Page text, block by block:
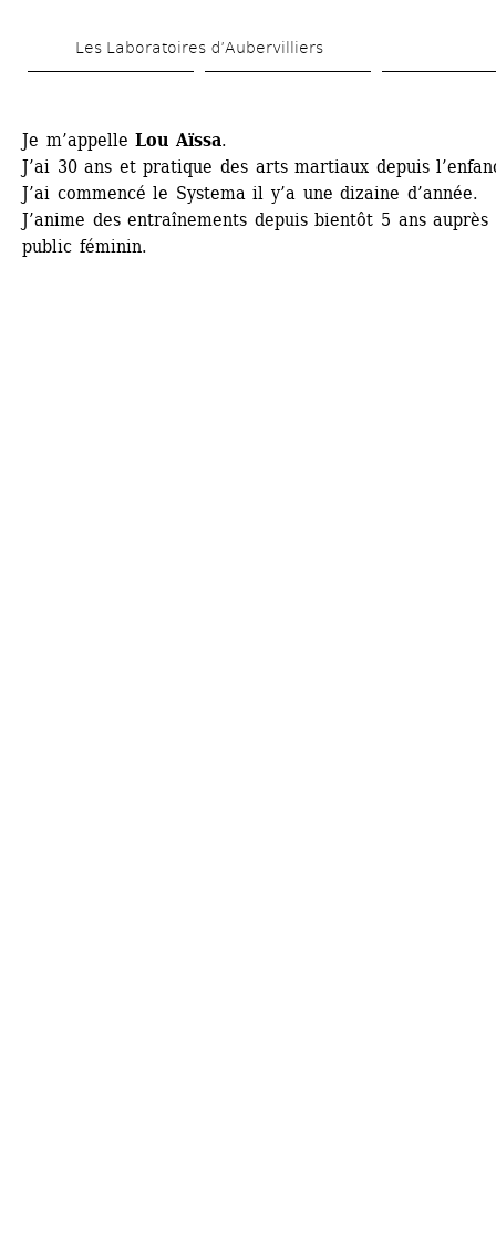
to
Les Laboratoires d’Aubervilliers
Je m’appelle Lou Aïssa.
J’ai 30 ans et pratique des arts martiaux depuis
J’ai commencé le Systema il y’a une dizaine d’année.
J’anime des entraînements depuis bientôt 5 ans auprès
public féminin.